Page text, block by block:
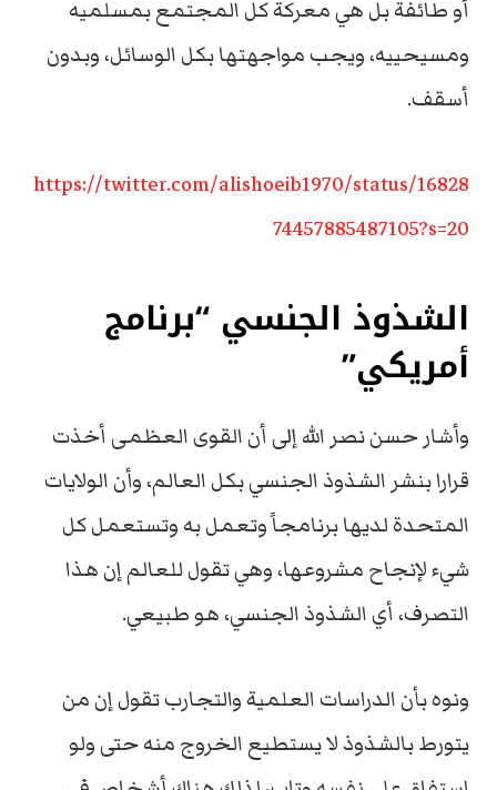
أو طائفة بل هي معركة كل المجتمع بمسلميه
ومسيحييه، ويجب مواجهتها بكل الوسائل، وبدون
أسقف.
https://twitter.com/alishoeib1970/status/16828
74457885487105?s=20
الشذوذ الجنسي “برنامج
أمريكي”
وأشار حسن نصر الله إلى أن القوى العظمى أخذت
قرارا بنشر الشذوذ الجنسي بكل العالم، وأن الولايات
المتحدة لديها برنامجاً وتعمل به وتستعمل كل
شيء لإنجاح مشروعها، وهي تقول للعالم إن هذا
التصرف، أي الشذوذ الجنسي، هو طبيعي.
ونوه بأن الدراسات العلمية والتجارب تقول إن من
يتورط بالشذوذ لا يستطيع الخروج منه حتى ولو